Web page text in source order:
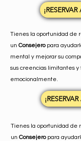
Tienes la oportunidad de
un Consejero para
mental y mejorar su
sus creencias limitantes
emocionalmente.
Tienes la oportunidad de
un Consejero para